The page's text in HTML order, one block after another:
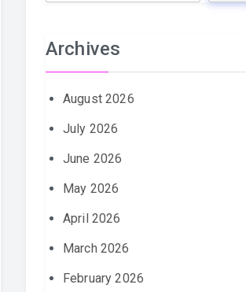
Archives
August 2026
July 2026
June 2026
May 2026
April 2026
March 2026
February 2026